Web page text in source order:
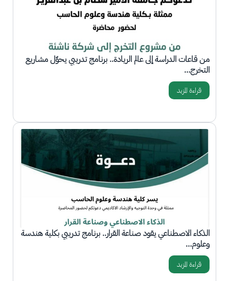
من قاعات الدراسة إلى عالم الريادة.. برنامج تدريبي يحوّل مشاريع
التخرج…
قراءة المزيد
الذكاء الاصطناعي يقود صناعة القرار.. برنامج تدريبي بكلية هندسة
وعلوم…
قراءة المزيد